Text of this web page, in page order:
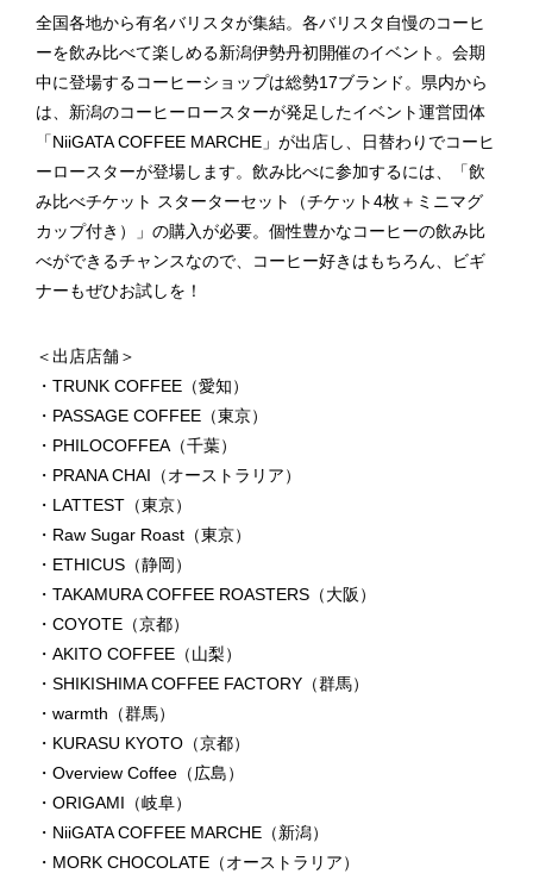
全国各地から有名バリスタが集結。各バリスタ自慢のコーヒ
ーを飲み比べて楽しめる新潟伊勢丹初開催のイベント。会期
中に登場するコーヒーショップは総勢17ブランド。県内から
は、新潟のコーヒーロースターが発足したイベント運営団体
「NiiGATA COFFEE MARCHE」が出店し、日替わりでコーヒ
ーロースターが登場します。飲み比べに参加するには、「飲
み比べチケット スターターセット（チケット4枚＋ミニマグ
カップ付き）」の購入が必要。個性豊かなコーヒーの飲み比
べができるチャンスなので、コーヒー好きはもちろん、ビギ
ナーもぜひお試しを！
＜出店店舗＞
・TRUNK COFFEE（愛知）
・PASSAGE COFFEE（東京）
・PHILOCOFFEA（千葉）
・PRANA CHAI（オーストラリア）
・LATTEST（東京）
・Raw Sugar Roast（東京）
・ETHICUS（静岡）
・TAKAMURA COFFEE ROASTERS（大阪）
・COYOTE（京都）
・AKITO COFFEE（山梨）
・SHIKISHIMA COFFEE FACTORY（群馬）
・warmth（群馬）
・KURASU KYOTO（京都）
・Overview Coffee（広島）
・ORIGAMI（岐阜）
・NiiGATA COFFEE MARCHE（新潟）
・MORK CHOCOLATE（オーストラリア）